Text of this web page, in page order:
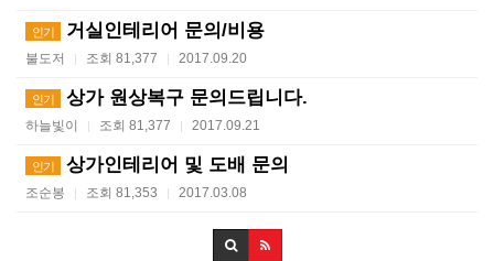
인기 거실인테리어 문의/비용
불도저 | 조회 81,377 | 2017.09.20
인기 상가 원상복구 문의드립니다.
하늘빛이 | 조회 81,377 | 2017.09.21
인기 상가인테리어 및 도배 문의
조순봉 | 조회 81,353 | 2017.03.08